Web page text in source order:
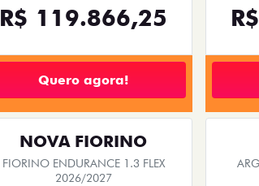
R$ 119.866,25
Quero agora!
NOVA FIORINO
FIORINO ENDURANCE 1.3 FLEX
2026/2027